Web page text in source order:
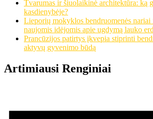
Tvarumas ir šiuolaikinė architektūra: ką
kasdienybėje?
Lieporių mokyklos bendruomenės nariai
naujomis idėjomis apie ugdymą lauko
Prancūzijos patirtys įkvepia stiprinti
aktyvų gyvenimo būdą
Artimiausi Renginiai